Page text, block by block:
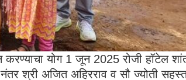
योग 1 जून 2025 रोजी हॉटेल
श्री अजित अहिरराव व सौ ज्योती